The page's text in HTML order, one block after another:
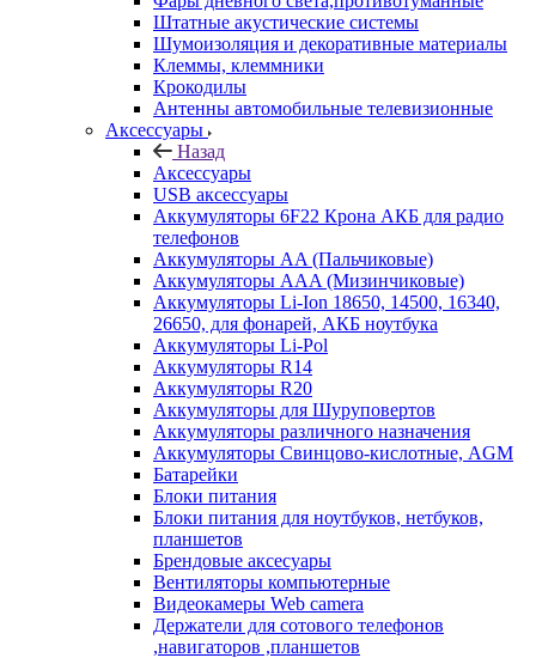
Штатные акустические системы
Шумоизоляция и декоративные материалы
Клеммы, клеммники
Крокодилы
Антенны автомобильные телевизионные
Аксессуары
Назад
Аксессуары
USB аксессуары
Аккумуляторы 6F22 Крона АКБ для радио
телефонов
Аккумуляторы AA (Пальчиковые)
Аккумуляторы AAA (Мизинчиковые)
Аккумуляторы Li-Ion 18650, 14500, 16340,
26650, для фонарей, АКБ ноутбука
Аккумуляторы Li-Pol
Аккумуляторы R14
Аккумуляторы R20
Аккумуляторы для Шуруповертов
Аккумуляторы различного назначения
Аккумуляторы Свинцово-кислотные, AGM
Батарейки
Блоки питания
Блоки питания для ноутбуков, нетбуков,
планшетов
Брендовые аксесуары
Вентиляторы компьютерные
Видеокамеры Web camera
Держатели для сотового телефонов
,навигаторов ,планшетов